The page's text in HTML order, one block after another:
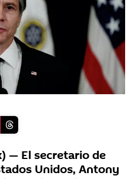
— El secretario de
Unidos, Antony